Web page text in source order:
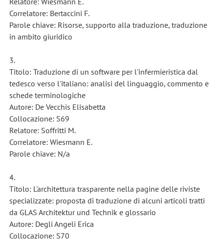
Correlatore: Bertaccini F.
Parole chiave: Risorse, supporto alla traduzione, traduzione
in ambito giuridico
3.
Titolo: Traduzione di un software per l'infermieristica dal
tedesco verso l'italiano: analisi del linguaggio, commento e
schede terminologiche
Autore: De Vecchis Elisabetta
Collocazione: S69
Relatore: Soffritti M.
Correlatore: Wiesmann E.
Parole chiave: N/a
4.
Titolo: L'architettura trasparente nella pagine delle riviste
specializzate: proposta di traduzione di alcuni articoli tratti
da GLAS Architektur und Technik e glossario
Autore: Degli Angeli Erica
Collocazione: S70